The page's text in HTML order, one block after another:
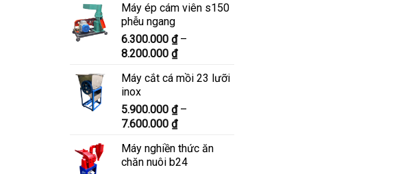
từ
đến
8.900.000 ₫
Máy ép cám viên s150
phễu ngang
6.300.000 ₫ –
8.200.000 ₫Khoảng
từ
đến
8.200.000 ₫
Máy cắt cá mồi 23 lưỡi
inox
5.900.000 ₫ –
7.600.000 ₫Khoảng
từ
5.900.000 ₫
Máy nghiền thức ăn
chăn nuôi b24